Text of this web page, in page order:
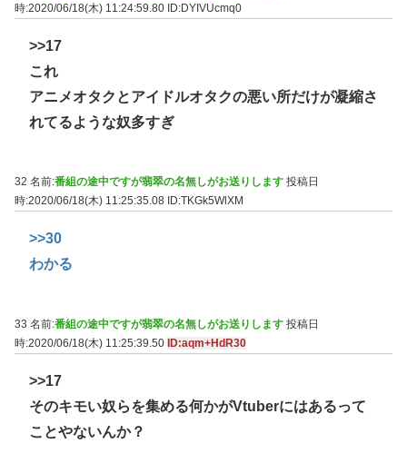
時:2020/06/18(木) 11:24:59.80 ID:DYIVUcmq0
>>17
これ
アニメオタクとアイドルオタクの悪い所だけが凝縮さ
れてるような奴多すぎ
32 名前:番組の途中ですが翡翠の名無しがお送りします 投稿日
時:2020/06/18(木) 11:25:35.08 ID:TKGk5WlXM
>>30
わかる
33 名前:番組の途中ですが翡翠の名無しがお送りします 投稿日
時:2020/06/18(木) 11:25:39.50 ID:aqm+HdR30
>>17
そのキモい奴らを集める何かがVtuberにはあるって
ことやないんか？